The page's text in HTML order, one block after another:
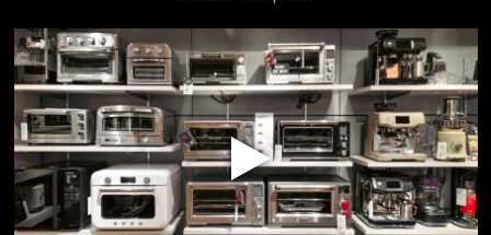
Play
Video